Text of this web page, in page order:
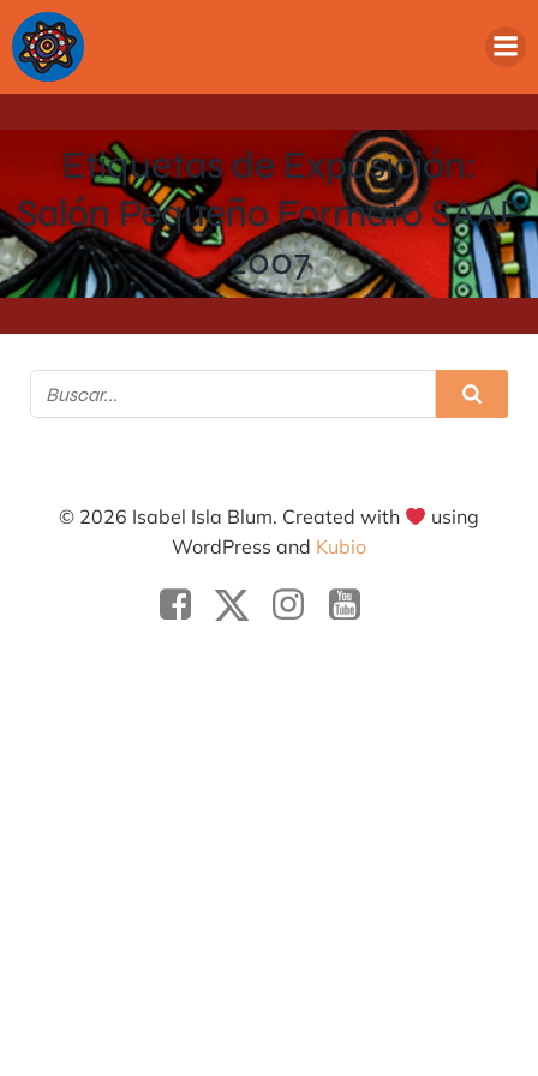
Etiquetas de Exposición:
Salón Pequeño Formato SAAP
2007
© 2026 Isabel Isla Blum. Created with
using
WordPress and Kubio